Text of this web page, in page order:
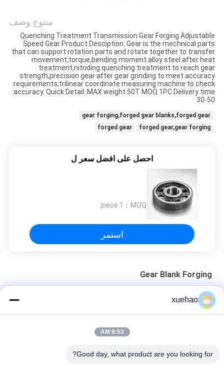
منتوج وصف
Quenching Treatment Transmission Gear Forging Adjustable
Speed Gear​ Product Desciption: Gear is the mechnical parts
that can support rotation parts and rotate together to transfer
movement,torque,bending moment.alloy steel after heat
treatment,nitriding quenching treatment to reach gear
strength,precision gear after gear grinding to meet accuracy
requirements,trilinear coordinate measuring machine to check
accuracy. Quick Detail: MAX weight 50T MOQ 1PC Delivery time
30-50
gear forging,forged gear blanks,forged gear
forged gear,gear forging
forged gear
احصل على افضل سعر ل
MOQ：
1 piece
استمر
Gear Blank Forging
الحلول المخصصة للتطبيقات الصناعية والأداء الدائم
عمود ترس ناقل الحركة مصنوع من سبائك الصلب تزوير 4000T قالب
xuehao
9:53 AM
Good day, what product are you looking for?